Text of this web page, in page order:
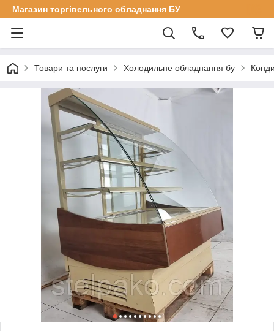
Магазин торгівельного обладнання БУ
Товари та послуги Холодильне обладнання бу